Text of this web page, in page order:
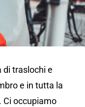
di traslochi e
e in tutta la
Ci occupiamo